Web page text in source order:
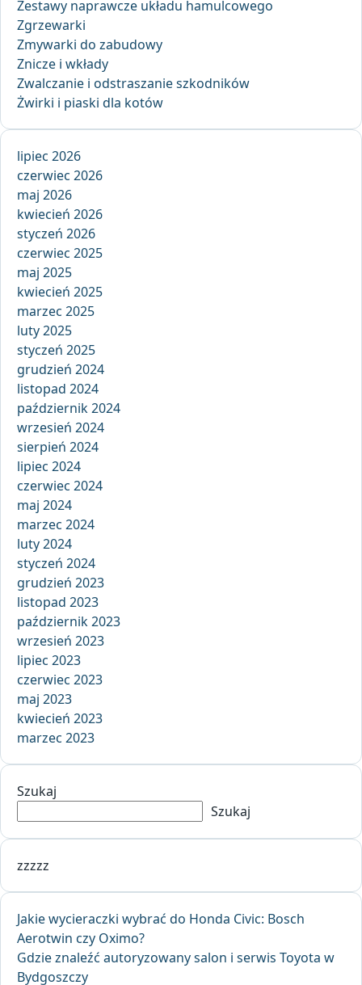
Zestawy naprawcze układu hamulcowego
Zgrzewarki
Zmywarki do zabudowy
Znicze i wkłady
Zwalczanie i odstraszanie szkodników
Żwirki i piaski dla kotów
lipiec 2026
czerwiec 2026
maj 2026
kwiecień 2026
styczeń 2026
czerwiec 2025
maj 2025
kwiecień 2025
marzec 2025
luty 2025
styczeń 2025
grudzień 2024
listopad 2024
październik 2024
wrzesień 2024
sierpień 2024
lipiec 2024
czerwiec 2024
maj 2024
marzec 2024
luty 2024
styczeń 2024
grudzień 2023
listopad 2023
październik 2023
wrzesień 2023
lipiec 2023
czerwiec 2023
maj 2023
kwiecień 2023
marzec 2023
Szukaj
Szukaj
zzzzz
Jakie wycieraczki wybrać do Honda Civic: Bosch
Aerotwin czy Oximo?
Gdzie znaleźć autoryzowany salon i serwis Toyota w
Bydgoszczy